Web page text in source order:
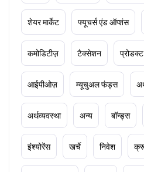
शेयर मार्केट फ्यूचर्स एंड ऑप्शंस
कमोडिटीज़ टैक्सेशन
आईपीओज़ म्यूचुअल फंड्स
अर्थव्यवस्था अन्य बॉन्ड्स
इंश्योरेंस खर्चे निवेश